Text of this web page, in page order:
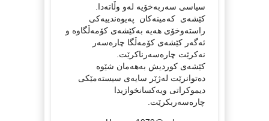
سیاسی سه‌ربه‌خۆیه‌ له‌و وڵاته‌دا.
كێشه‌ی كه‌مینه‌كان په‌یوه‌ندییه‌كی
راسته‌وخۆی هه‌یه‌ به‌كێشه‌ی كۆمه‌ڵگاوه‌ و
ئه‌گه‌ر كێشه‌ی كۆمه‌ڵگا چاره‌سه‌ر
نه‌كرێت چاره‌سه‌رناكرێت.
كێشه‌ی كوردیش به‌هه‌مان شێوه‌
ده‌توانرێت له‌ژێر سایه‌ی سیسته‌مێكی
دیموكراتی ویه‌كسانخوازیدا
چاره‌سه‌ربكرێت.